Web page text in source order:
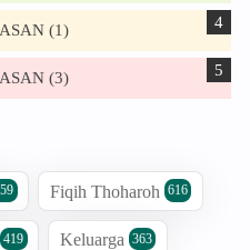
(1)
(3)
Fiqih Thoharoh 616
419 Keluarga 363